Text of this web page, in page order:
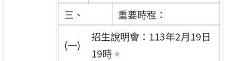
三、
重要時程：
(一)
招生說明會：113年2月19日
19時。